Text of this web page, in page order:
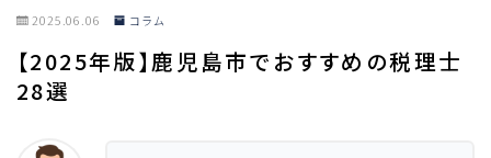
2025.06.06 コラム
【2025年版】鹿児島市でおすすめの税理士
28選